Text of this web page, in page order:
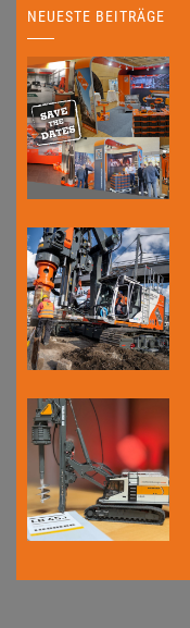
NEUESTE BEITRÄGE